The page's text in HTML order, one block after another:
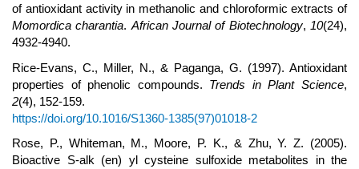
of antioxidant activity in methanolic and chloroformic extracts of
Momordica charantia. African Journal of Biotechnology, 10(24),
4932-4940.
Rice-Evans, C., Miller, N., & Paganga, G. (1997). Antioxidant
properties of phenolic compounds. Trends in Plant Science,
2(4), 152-159.
https://doi.org/10.1016/S1360-1385(97)01018-2
Rose, P., Whiteman, M., Moore, P. K., & Zhu, Y. Z. (2005).
Bioactive S-alk (en) yl cysteine sulfoxide metabolites in the